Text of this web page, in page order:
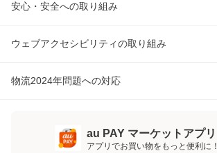
安心・安全への取り組み
ウェブアクセシビリティの取り組み
物流2024年問題への対応
au PAY マーケットアプリ
アプリでお買い物をもっと便利に！